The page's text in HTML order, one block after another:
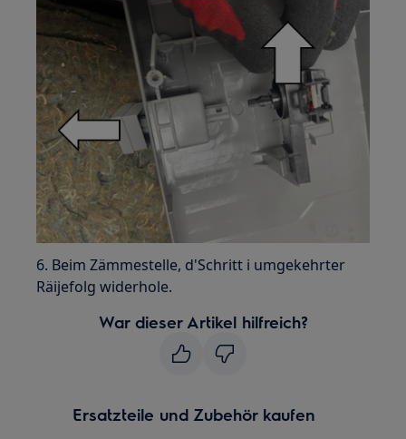
6. Beim Zämmestelle, d'Schritt i umgekehrter
Räijefolg widerhole.
War dieser Artikel hilfreich?
Ersatzteile und Zubehör kaufen